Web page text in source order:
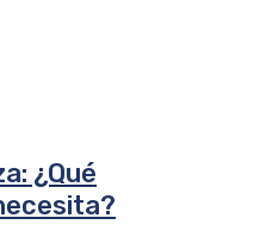
¿Qué